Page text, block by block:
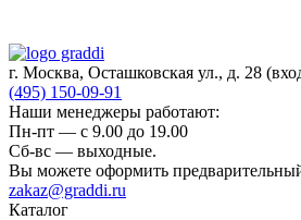
г. Москва, Осташковская ул., д. 28
(495) 150-09-91
Наши менеджеры работают:
Пн-пт — c 9.00 до 19.00
Сб-вс — выходные.
Вы можете оформить предварительный
zakaz@graddi.ru
Каталог